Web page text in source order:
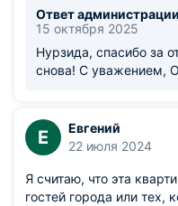
Ответ
15 октября 2025
Нурзида, спасибо за
снова! С уважением,
Е
Евгений
22 июля 2024
Я считаю, что эта
гостей города или тех,